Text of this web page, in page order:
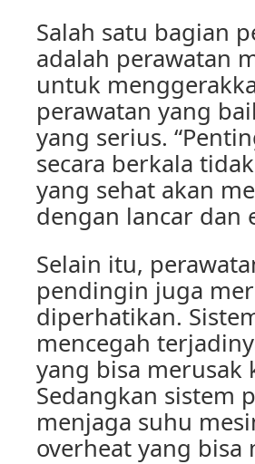
Salah satu bagian
adalah perawatan
untuk
perawatan yang
yang serius.
secara berkala
yang sehat akan
dengan lancar dan
Selain itu,
pendingin juga
diperhatikan.
mencegah
yang bisa merusak
Sedangkan sistem
menjaga suhu
overheat yang